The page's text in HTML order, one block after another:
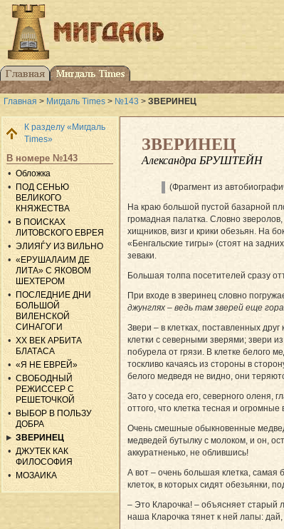
Главная > Мигдаль Times > №143 > ЗВЕРИНЕЦ
К разделу «Мигдаль
Times»
В номере №143
Обложка
ПОД СЕНЬЮ
ВЕЛИКОГО
КНЯЖЕСТВА
В ПОИСКАХ
ЛИТОВСКОГО ЕВРЕЯ
ЭЛИЯЃУ ИЗ ВИЛЬНО
«ЕРУШАЛАИМ ДЕ
ЛИТА» С ЯКОВОМ
ШЕХТЕРОМ
ПОСЛЕДНИЕ ДНИ
БОЛЬШОЙ
ВИЛЕНСКОЙ
СИНАГОГИ
ХХ ВЕК АРБИТА
БЛАТАСА
«Я НЕ ЕВРЕЙ»
СВОБОДНЫЙ
РЕЖИССЕР С
РЕШЕТОЧКОЙ
ВЫБОР В ПОЛЬЗУ
ДОБРА
ЗВЕРИНЕЦ
ДЖУТЕК КАК
ФИЛОСОФИЯ
МОЗАИКА
ЗВЕРИНЕЦ
Александра БРУШТЕЙН
(Фрагмент из
На краю большой пустой базарной
громадная палатка. Словно
хищников, визг и крики обезьян. На
«Бенгальские тигры» (стоят на
зеваки.
Большая толпа посетителей сразу
При входе в зверинец словно
джунглях – ведь там зверей еще
Звери – в клетках, поставленных
клетки с северными зверями; звери
побурела от грязи. В клетке белого
тоскливо качаясь из стороны в
белого медведя не видно, они
Зато у соседа его, северного оленя,
оттого, что клетка тесная и
Очень смешные обыкновенные
медведей бутылку с молоком, и он,
аккуратненько, не облившись!
А вот – очень большая клетка, самая
клеток, в которых сидят обезьянки,
– Это Кларочка! – объясняет старый
наша Кларочка тянет к ней лапы: